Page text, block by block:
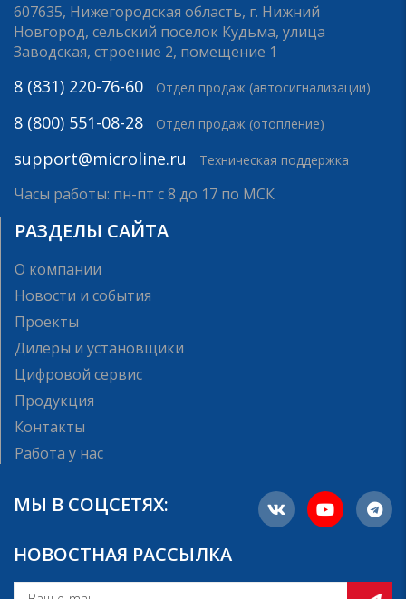
607635, Нижегородская область, г. Нижний
Новгород, сельский поселок Кудьма, улица
Заводская, строение 2, помещение 1
8 (831) 220-76-60 Отдел продаж (автосигнализации)
8 (800) 551-08-28 Отдел продаж (отопление)
support@microline.ru Техническая поддержка
Часы работы: пн-пт с 8 до 17 по МСК
РАЗДЕЛЫ САЙТА
О компании
Новости и события
Проекты
Дилеры и установщики
Цифровой сервис
Продукция
Контакты
Работа у нас
МЫ В СОЦСЕТЯХ:
НОВОСТНАЯ РАССЫЛКА